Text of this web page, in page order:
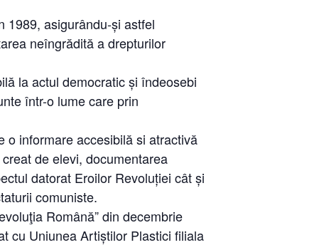
1989, asigurându-și astfel
neîngrădită a drepturilor
la actul democratic și îndeosebi
într-o lume care prin
o informare accesibilă si atractivă
de elevi, documentarea
datorat Eroilor Revoluției cât și
comuniste.
Română” din decembrie
cu Uniunea Artiștilor Plastici filiala